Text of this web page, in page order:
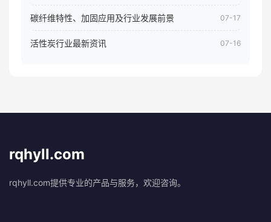
碳纤维特性、加固应用及行业发展前景 07-17
活性炭行业最新资讯 07-16
rqhyll.com
rqhyll.com提供专业的产品与服务，欢迎咨询。